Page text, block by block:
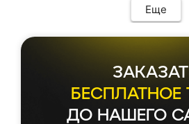
мебель сразу встала на
каких-либо доработок.
довольна, все выглядит
Еще
БЕСПЛАТНОЕ
ДО НАШЕГО